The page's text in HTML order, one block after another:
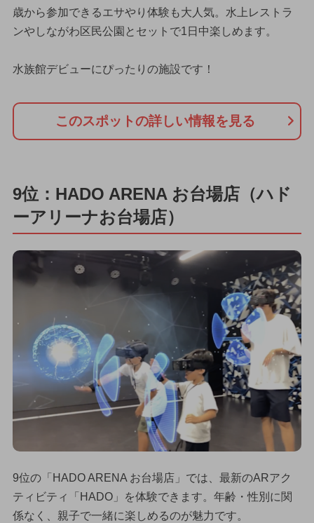
歳から参加できるエサやり体験も大人気。水上レストラ
ンやしながわ区民公園とセットで1日中楽しめます。
水族館デビューにぴったりの施設です！
このスポットの詳しい情報を見る
9位：HADO ARENA お台場店（ハド
ーアリーナお台場店）
9位の「HADO ARENA お台場店」では、最新のARアク
ティビティ「HADO」を体験できます。年齢・性別に関
係なく、親子で一緒に楽しめるのが魅力です。